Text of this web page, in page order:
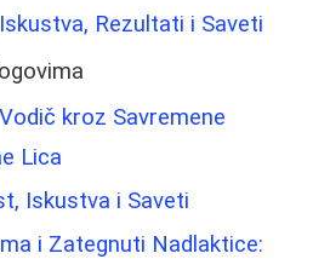
Rezultati i Saveti
kroz Savremene
Lica
Iskustva i Saveti
i Zategnuti Nadlaktice: